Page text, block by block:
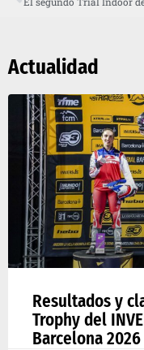
Actualidad
Resultados y
Trophy del
Barcelona 2026